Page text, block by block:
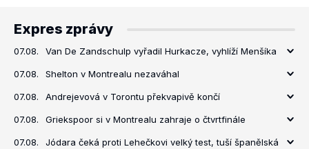
Expres zprávy
07.08. Van De Zandschulp vyřadil Hurkacze, vyhlíží Menšíka
07.08. Shelton v Montrealu nezaváhal
07.08. Andrejevová v Torontu překvapivě končí
07.08. Griekspoor si v Montrealu zahraje o čtvrtfinále
07.08.
Jódara čeká proti Lehečkovi velký test, tuší španělská